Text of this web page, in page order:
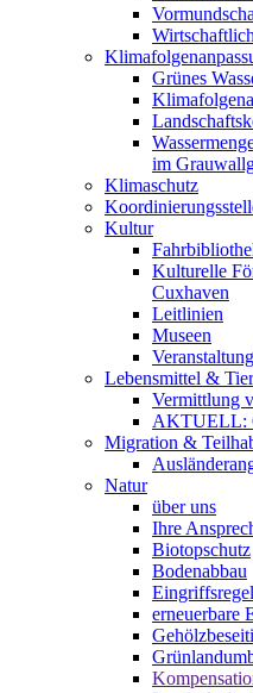
Grünes
im
Klimaschutz
Kultur
Kulturelle
Cuxhaven
Leitlinien
Museen
Lebensmittel &
Vermittlung
AKTUELL:
Migration &
Natur
über uns
Ihre
Biotopschutz
Bodenabbau
erneuerbare